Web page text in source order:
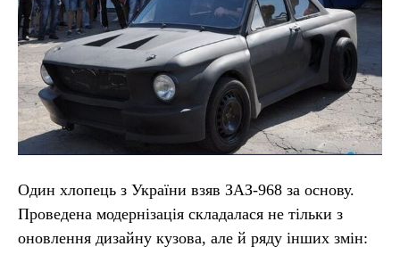
Один хлопець з України взяв ЗАЗ-968 за основу.
Проведена модернізація складалася не тільки з
оновлення дизайну кузова, але й ряду інших змін: